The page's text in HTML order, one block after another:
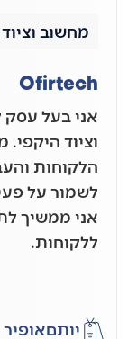
מחשוב
Ofirtech
אני בעל עסק
וציוד
הלקוחות
לשמור על
אני ממשיך
ללקוחות.
יותםאופיר